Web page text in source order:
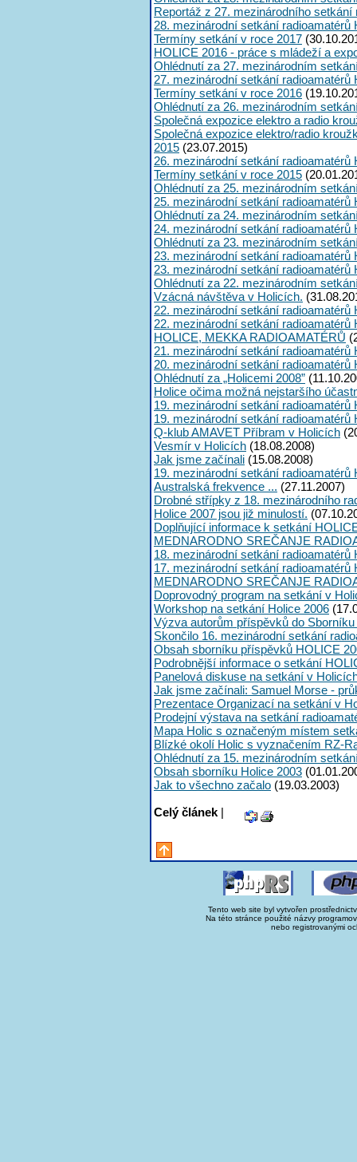
Reportáž z 27. mezinárodního setkání
28. mezinárodní setkání radioamatérů
Termíny setkání v roce 2017
HOLICE 2016 - práce s mládeží a
Ohlédnutí za 27. mezinárodním
27. mezinárodní setkání radioamatérů
Termíny setkání v roce 2016
Ohlédnutí za 26. mezinárodním
Společná expozice elektro a radio
Společná expozice elektro/radio
2015 (23.07.2015)
26. mezinárodní setkání radioamatérů
Termíny setkání v roce 2015
Ohlédnutí za 25. mezinárodním
25. mezinárodní setkání radioamatérů
Ohlédnutí za 24. mezinárodním
24. mezinárodní setkání radioamatérů
Ohlédnutí za 23. mezinárodním
23. mezinárodní setkání
23. mezinárodní setkání radioamatérů
Ohlédnutí za 22. mezinárodním
Vzácná návštěva v Holicích.
22. mezinárodní setkání
22. mezinárodní setkání radioamatérů
HOLICE, MEKKA RADIOAMATÉRŮ
21. mezinárodní setkání radioamatérů
20. mezinárodní setkání radioamatérů
Ohlédnutí za „Holicemi 2008”
Holice očima možná nejstaršího
19. mezinárodní setkání radioamatérů
19. mezinárodní setkání
Q-klub AMAVET Příbram v Holicích
Vesmír v Holicích (18.08.2008)
Jak jsme začínali (15.08.2008)
19. mezinárodní setkání
Australská frekvence ... (27.11.2007)
Drobné střípky z 18. mezinárodního
Holice 2007 jsou již minulostí.
Doplňující informace k setkání
MEDNARODNO SREČANJE
18. mezinárodní setkání radioamatérů
17. mezinárodní setkání radioamatérů
MEDNARODNO SREČANJE
Doprovodný program na setkání v
Workshop na setkání Holice 2006
Výzva autorům příspěvků do
Skončilo 16. mezinárodní setkání
Obsah sborníku příspěvků HOLICE
Podrobnější informace o setkání
Panelová diskuse na setkání v
Jak jsme začínali: Samuel Morse -
Prezentace Organizací na setkání v
Prodejní výstava na setkání
Mapa Holic s označeným místem
Blízké okolí Holic s vyznačením RZ-
Ohlédnutí za 15. mezinárodním
Obsah sborníku Holice 2003
Jak to všechno začalo (19.03.2003)
Celý článek |
Tento web site byl vytvořen
Na této stránce použité názvy
nebo registrovanými